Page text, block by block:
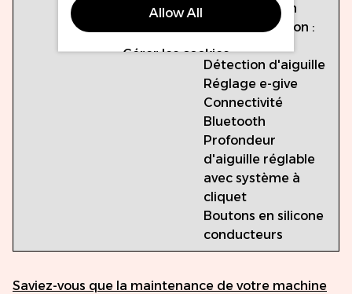
mm et 3,0 mm
Plage de tension :
4V-10V
Détection d'aiguille
Réglage e-give
Connectivité
Bluetooth
Profondeur
d'aiguille réglable
avec système à
cliquet
Boutons en silicone
conducteurs
Saviez-vous que la maintenance de votre machine
Allow All
Gérer les cookies